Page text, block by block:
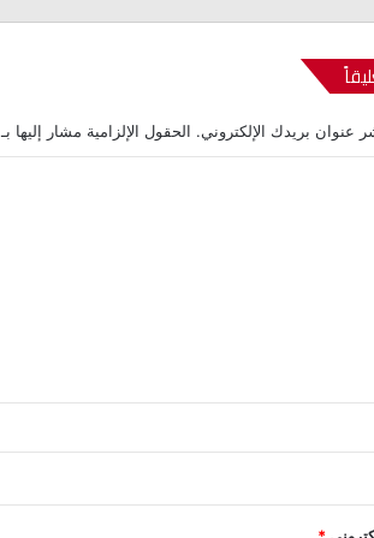
عنوان بريدك الإلكتروني. الحقول الإلزامية مشار إليها بـ